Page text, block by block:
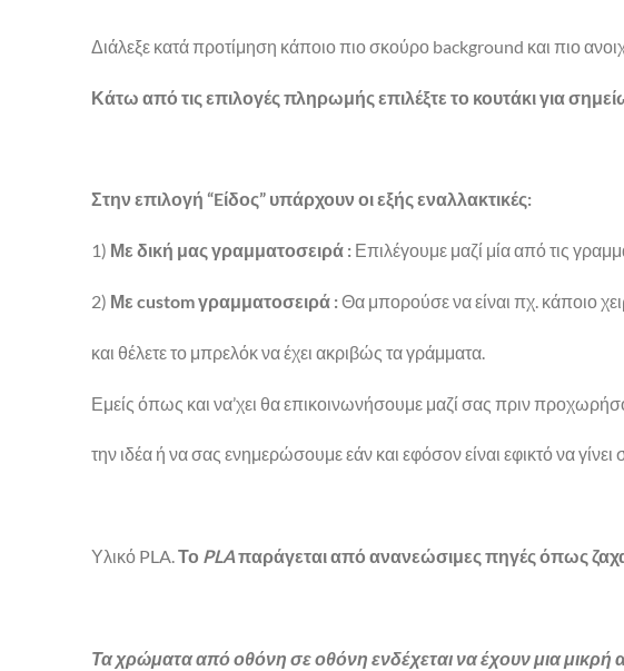
Διάλεξε κατά προτίμηση κάποιο πιο σκούρο background και πιο
Κάτω από τις επιλογές πληρωμής επιλέξτε το κουτάκι για
Στην επιλογή “Eίδος” υπάρχουν οι εξής εναλλακτικές:
1) Με δική μας γραμματοσειρά : Επιλέγουμε μαζί μία από τις
2) Με custom γραμματοσειρά :Θα μπορούσε να είναι πχ. κάποιο
και θέλετε το μπρελόκ να έχει ακριβώς τα γράμματα.
Εμείς όπως και να’χει θα επικοινωνήσουμε μαζί σας πριν
την ιδέα ή να σας ενημερώσουμε εάν και εφόσον είναι εφικτό να
Υλικό PLA.Το PLAπαράγεται από ανανεώσιμες πηγές όπως
Τα χρώματα από οθόνη σε οθόνη ενδέχεται να έχουν μια μικρή